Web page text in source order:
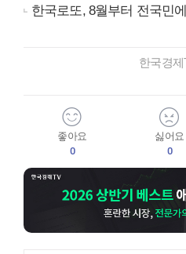
한국로또, 8월부터 전국민
한국경
좋아요
0
싫어요
0